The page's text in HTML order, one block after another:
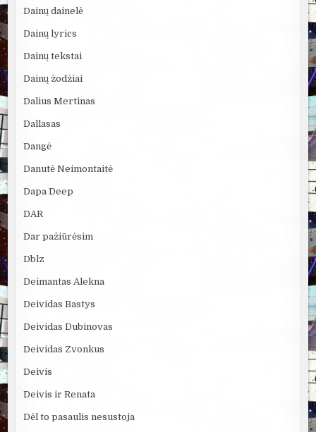
Dainų dainelė
Dainų lyrics
Dainų tekstai
Dainų žodžiai
Dalius Mertinas
Dallasas
Dangė
Danutė Neimontaitė
Dapa Deep
DAR
Dar pažiūrėsim
Dblz
Deimantas Alekna
Deividas Bastys
Deividas Dubinovas
Deividas Zvonkus
Deivis
Deivis ir Renata
Dėl to pasaulis nesustoja